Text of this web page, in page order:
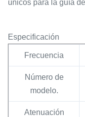
únicos para la guía
Especificación
Frecuencia
Número de
modelo.
Atenuación